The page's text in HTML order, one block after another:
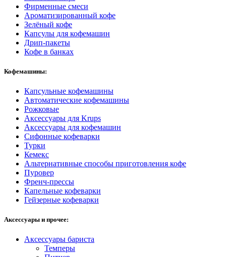
Фирменные смеси
Ароматизированный кофе
Зелёный кофе
Капсулы для кофемашин
Дрип-пакеты
Кофе в банках
Кофемашины:
Капсульные кофемашины
Автоматические кофемашины
Рожковые
Аксессуары для Krups
Аксессуары для кофемашин
Сифонные кофеварки
Турки
Кемекс
Альтернативные способы приготовления кофе
Пуровер
Френч-прессы
Капельные кофеварки
Гейзерные кофеварки
Аксессуары и прочее:
Аксессуары бариста
Темперы